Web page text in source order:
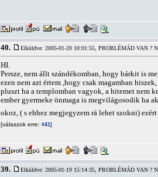
40. Elküldve: 2005-01-20 10:01:55, PROBLÉMÁD VAN ?
HI.
Persze, nem állt szándékomban, hogy bárkit is
ezen nem azt értem ,hogy csak magamban
pluszt ha a templomban vagyok, a hitemet nem
ember gyermeke önmaga is megvilágosodik ha
okoz, ( s ehhez megjegyzem rá lehet szokni)
[válaszok erre: #41]
39. Elküldve: 2005-01-19 15:14:35, PROBLÉMÁD VAN ?